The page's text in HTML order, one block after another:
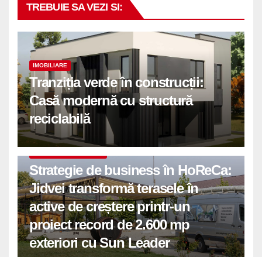
TREBUIE SA VEZI SI:
IMOBILIARE
Tranziția verde în construcții:
Casă modernă cu structură
reciclabilă
Strategie de business în HoReCa:
Jidvei transformă terasele în
active de creștere printr-un
proiect record de 2.600 mp
exteriori cu Sun Leader